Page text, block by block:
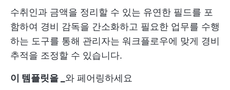
수취인과 금액을 정리할 수 있는 유연한 필드를 포
함하여 경비 감독을 간소화하고 필요한 업무를 수행
하는 도구를 통해 관리자는 워크플로우에 맞게 경비
추적을 조정할 수 있습니다.
이 템플릿을 _ 와 페어링하세요